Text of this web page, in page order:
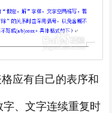
应有自己的表序和
、文字连续重复时